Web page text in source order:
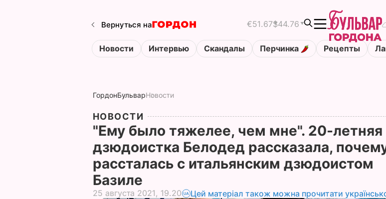
Вернуться на €51.67$44.76
Новости Интервью Скандалы Перчинка Рецепты
ГордонБульварНовости
НОВОСТИ
"Ему было тяжелее, чем мне". 20-летняя
дзюдоистка Белодед рассказала,
рассталась с итальянским дзюдоистом
Базиле
25 августа 2021, 19.20 Цей матеріал також можна прочитати